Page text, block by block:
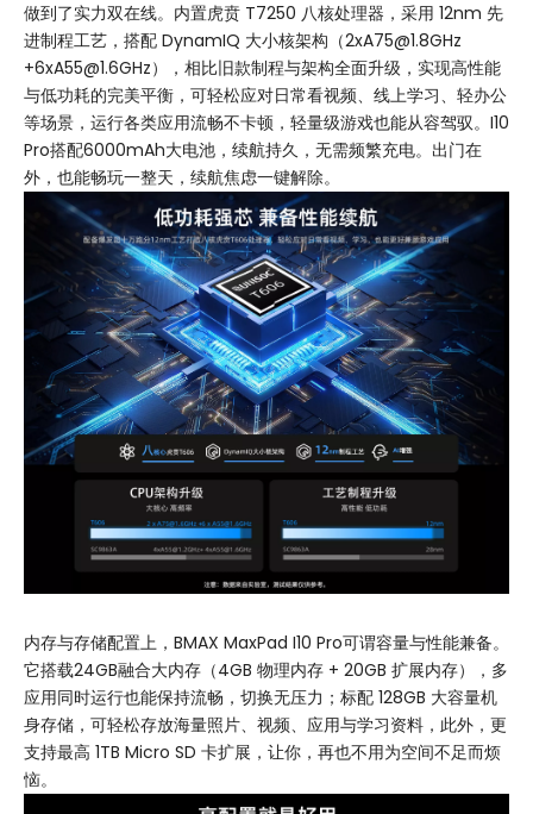
做到了实力双在线。内置虎贲 T7250 八核处理器，采用 12nm 先
进制程工艺，搭配 DynamIQ 大小核架构（2xA75@1.8GHz
+6xA55@1.6GHz），相比旧款制程与架构全面升级，实现高性能
与低功耗的完美平衡，可轻松应对日常看视频、线上学习、轻办公
等场景，运行各类应用流畅不卡顿，轻量级游戏也能从容驾驭。I10
Pro搭配6000mAh大电池，续航持久，无需频繁充电。出门在
外，也能畅玩一整天，续航焦虑一键解除。
内存与存储配置上，BMAX MaxPad I10 Pro可谓容量与性能兼备。
它搭载24GB融合大内存（4GB 物理内存 + 20GB 扩展内存），多
应用同时运行也能保持流畅，切换无压力；标配 128GB 大容量机
身存储，可轻松存放海量照片、视频、应用与学习资料，此外，更
支持最高 1TB Micro SD 卡扩展，让你，再也不用为空间不足而烦
恼。